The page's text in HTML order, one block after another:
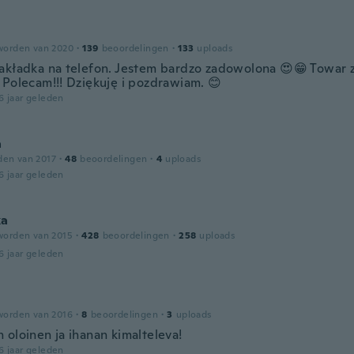
van 2020 · 139 beoordelingen · 133 uploads
na telefon. Jestem bardzo zadowolona 😍😁 Towar
Dziękuję i pozdrawiam. 😊
jaar geleden
van 2017 · 48 beoordelingen · 4 uploads
jaar geleden
van 2015 · 428 beoordelingen · 258 uploads
jaar geleden
van 2016 · 8 beoordelingen · 3 uploads
oloinen ja ihanan kimalteleva!
jaar geleden